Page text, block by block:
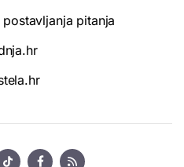
pitanja